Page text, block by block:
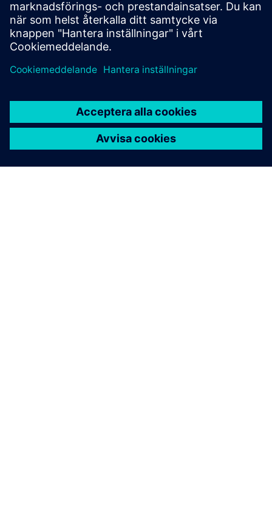
bandutningsscheman minimeras.
Lär dig av experter